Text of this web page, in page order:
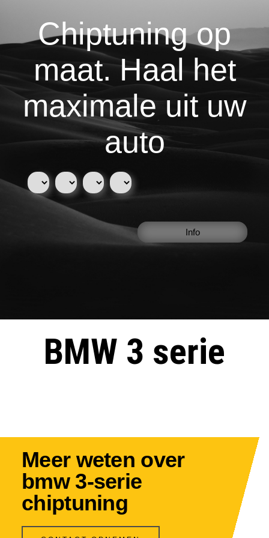
Chiptuning op
maat. Haal het
maximale uit uw
auto
Info
BMW 3 serie
Meer weten over
bmw 3-serie
chiptuning